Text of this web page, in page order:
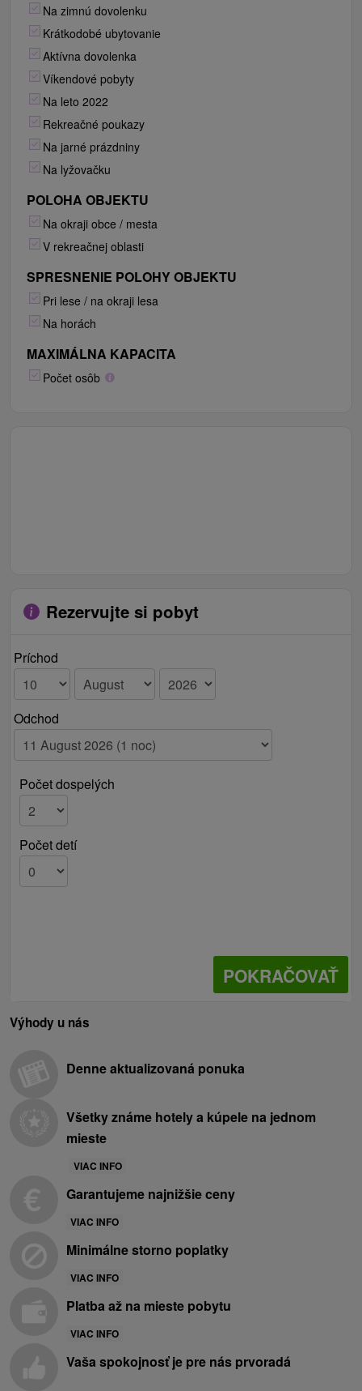
Na zimnú dovolenku
Krátkodobé ubytovanie
Aktívna dovolenka
Víkendové pobyty
Na leto 2022
Rekreačné poukazy
Na jarné prázdniny
Na lyžovačku
POLOHA OBJEKTU
Na okraji obce / mesta
V rekreačnej oblasti
SPRESNENIE POLOHY OBJEKTU
Pri lese / na okraji lesa
Na horách
MAXIMÁLNA KAPACITA
Počet osôb
Rezervujte si pobyt
Príchod
Odchod
Počet dospelých
Počet detí
POKRAČOVAŤ
Výhody u nás
Denne aktualizovaná ponuka
Všetky známe hotely a kúpele na jednom
mieste
VIAC INFO
Garantujeme najnižšie ceny
VIAC INFO
Minimálne storno poplatky
VIAC INFO
Platba až na mieste pobytu
VIAC INFO
Vaša spokojnosť je pre nás prvoradá